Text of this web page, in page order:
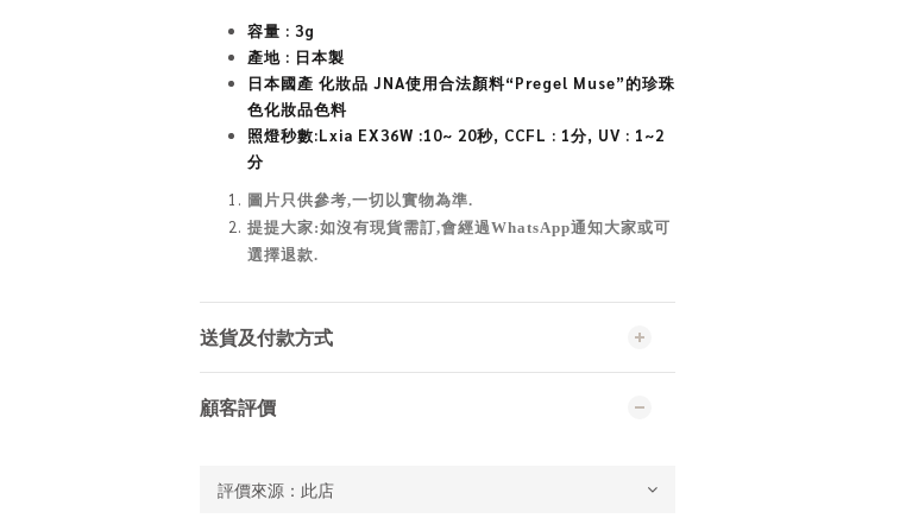
容量 : 3g
產地 : 日本製
日本國產 化妝品 JNA使用合法顏料“Pregel Muse”的珍珠
色化妝品色料
照燈秒數:Lxia EX36W :10~ 20秒, CCFL : 1分, UV : 1~2
分
圖片只供參考,一切以實物為準.
提提大家:如沒有現貨需訂,會經過WhatsApp通知大家或可
選擇退款.
送貨及付款方式
顧客評價